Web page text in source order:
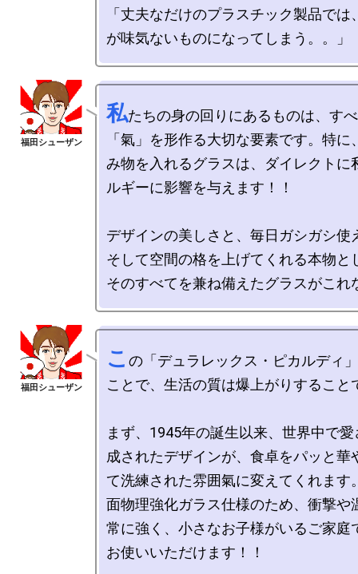
「丈夫なだけのプラスチック製品では
私たちの身の回りにあるものは、す
「氣」を形作る大切な要素です。特に
み物を入れるグラスは、ダイレクトに
ルギーに影響を与えます！！
デザインの美しさと、毎日ガシガシ使
そして空間の格を上げてくれる本物と
こ の「デュラレックス・ピカルディ
ことで、生活の質は爆上がりすること
まず、1945年の誕生以来、世界中で
成されたデザインが、食卓をパッと華
て洗練された雰囲氣に変えてくれます
面物理強化ガラス仕様のため、衝撃や
常に強く、小さなお子様がいるご家庭